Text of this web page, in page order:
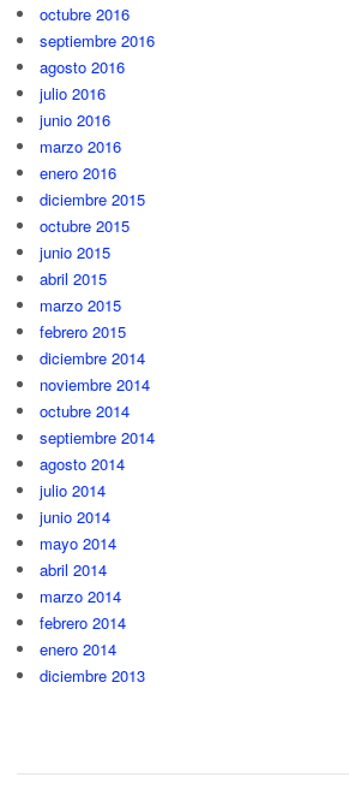
octubre 2016
septiembre 2016
agosto 2016
julio 2016
junio 2016
marzo 2016
enero 2016
diciembre 2015
octubre 2015
junio 2015
abril 2015
marzo 2015
febrero 2015
diciembre 2014
noviembre 2014
octubre 2014
septiembre 2014
agosto 2014
julio 2014
junio 2014
mayo 2014
abril 2014
marzo 2014
febrero 2014
enero 2014
diciembre 2013